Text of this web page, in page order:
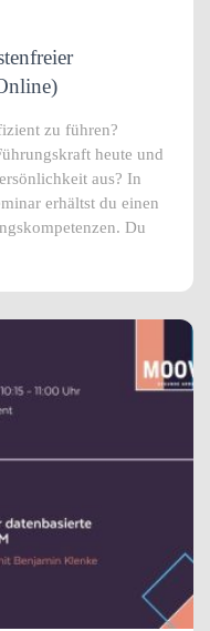
zu führen?
heute und
aus? In
erhältst du einen
Du